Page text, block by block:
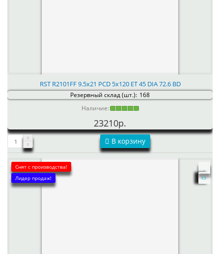
RST R2101FF 9.5x21 PCD 5x120 ET 45 DIA 72.6 BD
Резервный склад (шт.): 168
Наличие:
23210р.
В корзину
Снят с производства!
Лидер продаж!